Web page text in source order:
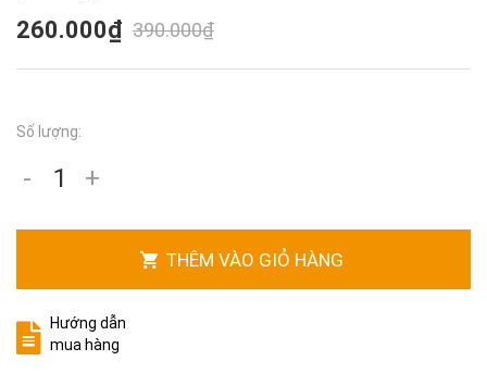
260.000₫ 390.000₫
Số lượng:
- +
THÊM VÀO GIỎ HÀNG
Hướng dẫn
mua hàng